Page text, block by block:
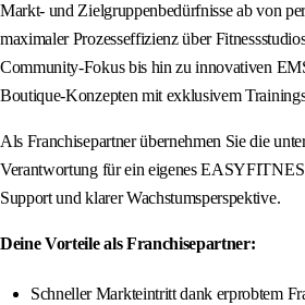
Markt- und Zielgruppenbedürfnisse ab von
maximaler Prozesseffizienz über
Community-Fokus bis hin zu innovativen
Boutique-Konzepten mit exklusivem
Als Franchisepartner übernehmen Sie die
Verantwortung für ein eigenes
Support und klarer Wachstumsperspektive.
Deine Vorteile als Franchisepartner:
Schneller Markteintritt dank erprobtem